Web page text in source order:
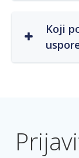
Koji